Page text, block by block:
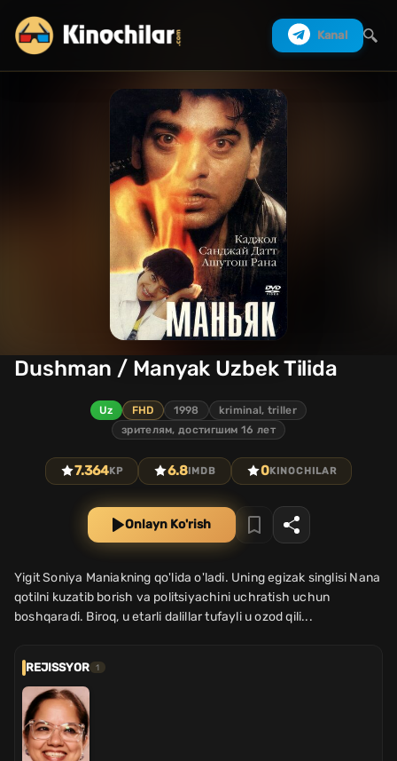
Kanal
Dushman / Manyak Uzbek Tilida
Uz FHD 1998
kriminal, triller
зрителям, достигшим 16 лет
7.364KP 6.8IMDB 0KINOCHILAR
Onlayn Ko'rish
Yigit Soniya Maniakning qo'lida o'ladi. Uning egizak singlisi Nana
qotilni kuzatib borish va politsiyachini uchratish uchun
boshqaradi. Biroq, u etarli dalillar tufayli u ozod qili...
REJISSYOR 1